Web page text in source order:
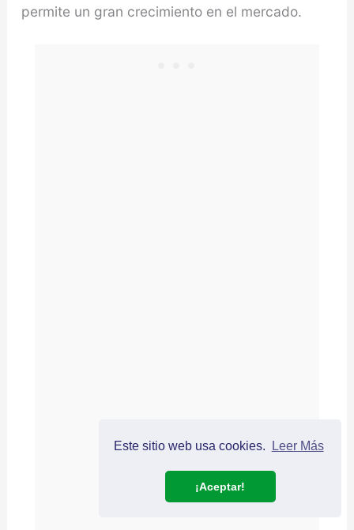
Este sitio web usa cookies. Leer Más
¡Aceptar!
permite un gran crecimiento en el mercado.